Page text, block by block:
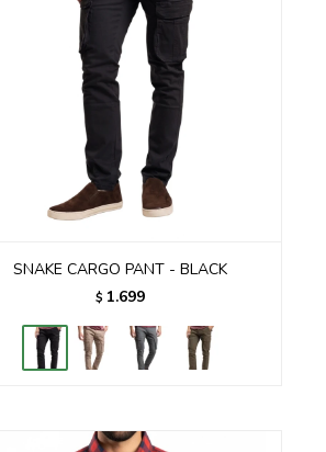
SNAKE CARGO PANT - BLACK
$ 1.699